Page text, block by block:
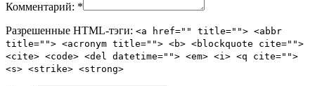
Комментарий: *
Разрешенные HTML-тэги: <a href="" title=""> <abbr
title=""> <acronym title=""> <b> <blockquote cite="">
<cite> <code> <del datetime=""> <em> <i> <q cite="">
<s> <strike> <strong>